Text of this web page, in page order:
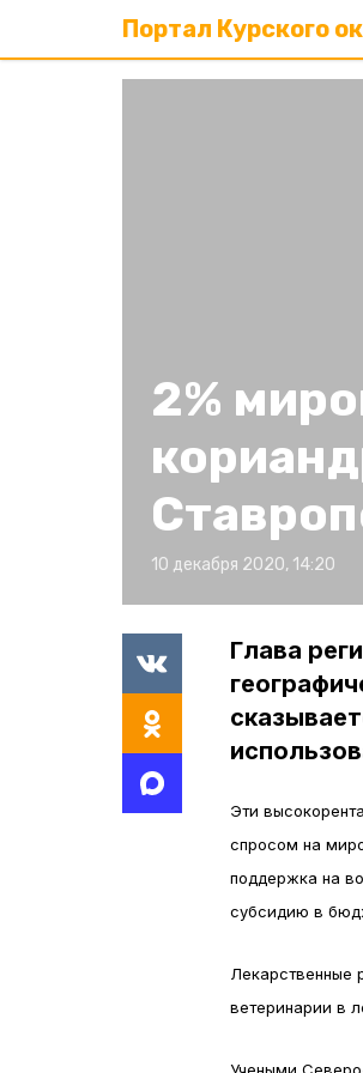
Портал Курского
2%
10 декабря 2020, 14:20
Глава
Эти
спросом на
поддержка на
субсидию в
Лекарственные
ветеринарии в
Учеными